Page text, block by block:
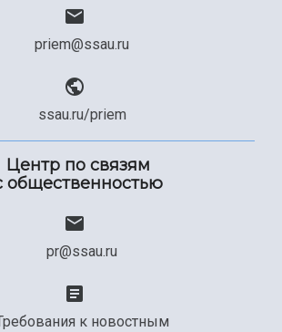
priem@ssau.ru
ssau.ru/priem
Центр по связям
общественностью
pr@ssau.ru
к новостным